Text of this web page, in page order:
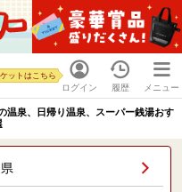
ログイン
ットはこちら
履歴 メニュー
温泉、日帰り温泉、スーパー銭湯おす